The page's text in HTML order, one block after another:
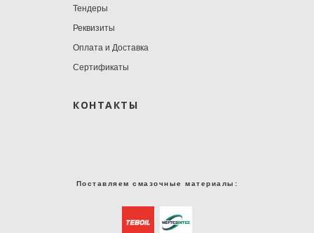
Поставляем смазочные материалы:
Тендеры
Реквизиты
Оплата и Доставка
Сертификаты
КОНТАКТЫ